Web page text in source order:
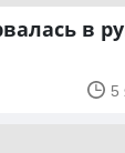
в
5